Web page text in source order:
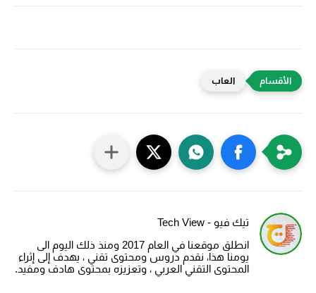
العاب
تيك فيو - Tech View
انطلق موقعنا في العام 2017 ومنذ ذلك اليوم الى
يومنا هذا، نقدم دروس ومحتوى تقني ، يهدف إلى إثراء
المحتوى التقني العربي ، وتعزيزه بمحتوى هادف ومفيد.